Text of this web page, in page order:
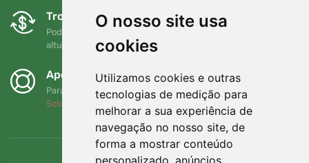
O nosso site usa
cookies
Utilizamos cookies e outras
tecnologias de medição para
melhorar a sua experiência de
navegação no nosso site, de
forma a mostrar conteúdo
personalizado, anúncios
Trocas e devoluções gratuitas
Pode devolver ou trocar a sua encomenda em qualquer
altura no prazo de 90 dias
Apoiamos a Trees.org
Para cada encomenda plantamos uma árvore! Leia mais
Sobre nós